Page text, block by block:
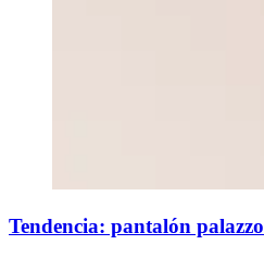
Tendencia: pantalón palazzo